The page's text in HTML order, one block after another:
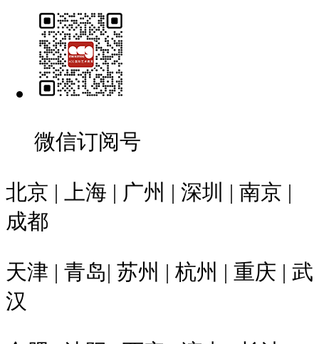
微信订阅号
北京 | 上海 | 广州 | 深圳 | 南京 |
成都
天津 | 青岛| 苏州 | 杭州 | 重庆 | 武
汉